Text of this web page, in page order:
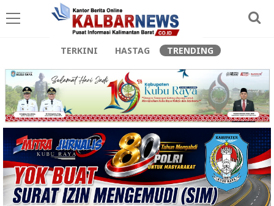
TERKINI HASTAG TRENDING